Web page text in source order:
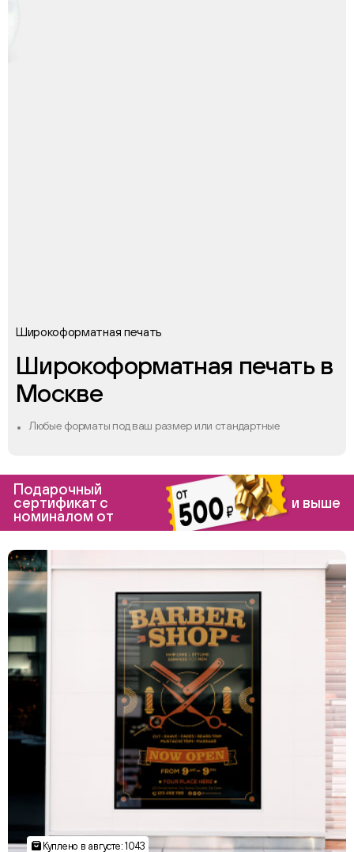
Широкоформатная печать
Широкоформатная печать в
Москве
Любые форматы под ваш размер или стандартные
Подарочный
сертификат с
номиналом от
и выше